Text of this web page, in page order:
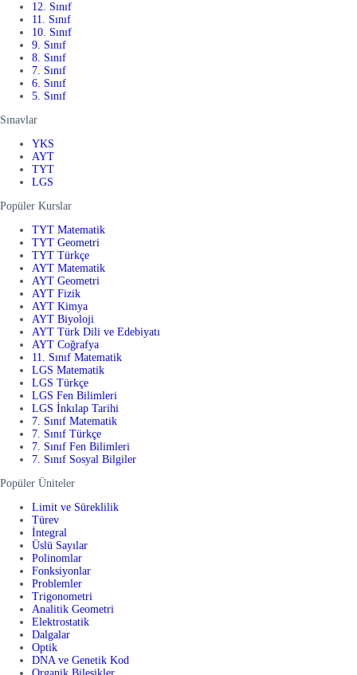
12. Sınıf
11. Sınıf
10. Sınıf
9. Sınıf
8. Sınıf
7. Sınıf
6. Sınıf
5. Sınıf
Sınavlar
YKS
AYT
TYT
LGS
Popüler Kurslar
TYT Matematik
TYT Geometri
TYT Türkçe
AYT Matematik
AYT Geometri
AYT Fizik
AYT Kimya
AYT Biyoloji
AYT Türk Dili ve Edebiyatı
AYT Coğrafya
11. Sınıf Matematik
LGS Matematik
LGS Türkçe
LGS Fen Bilimleri
LGS İnkılap Tarihi
7. Sınıf Matematik
7. Sınıf Türkçe
7. Sınıf Fen Bilimleri
7. Sınıf Sosyal Bilgiler
Popüler Üniteler
Limit ve Süreklilik
Türev
İntegral
Üslü Sayılar
Polinomlar
Fonksiyonlar
Problemler
Trigonometri
Analitik Geometri
Elektrostatik
Dalgalar
Optik
DNA ve Genetik Kod